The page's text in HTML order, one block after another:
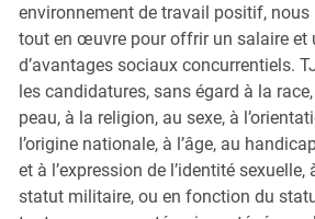
environnement de travail positif,
tout en œuvre pour offrir un salaire et
d’avantages sociaux concurrentiels.
les candidatures, sans égard à la
peau, à la religion, au sexe, à
l’origine nationale, à l’âge, au
et à l’expression de l’identité sexuelle,
statut militaire, ou en fonction du